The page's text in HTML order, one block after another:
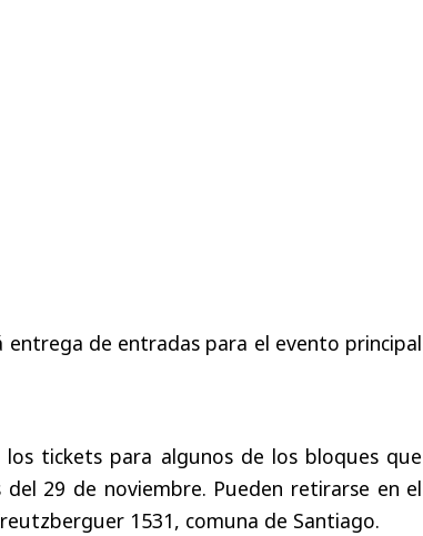
de entradas para el evento principal
tickets para algunos de los bloques que
del 29 de noviembre. Pueden retirarse en el
1531, comuna de Santiago.